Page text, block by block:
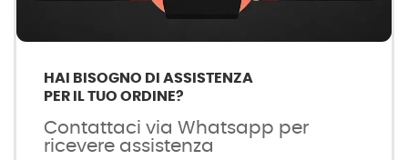
HAI BISOGNO DI ASSISTENZA
PER IL TUO ORDINE?
Contattaci via Whatsapp per
ricevere assistenza